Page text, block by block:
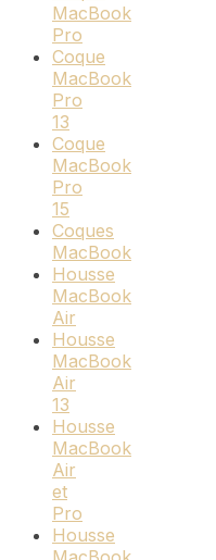
MacBook
Pro
Coque
MacBook
Pro
13
Coque
MacBook
Pro
15
Coques
MacBook
Housse
MacBook
Air
Housse
MacBook
Air
13
Housse
MacBook
Air
et
Pro
Housse